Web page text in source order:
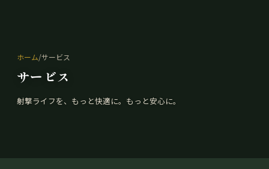
ホーム/サービス
サービス
射撃ライフを、もっと快適に。もっと安心に。